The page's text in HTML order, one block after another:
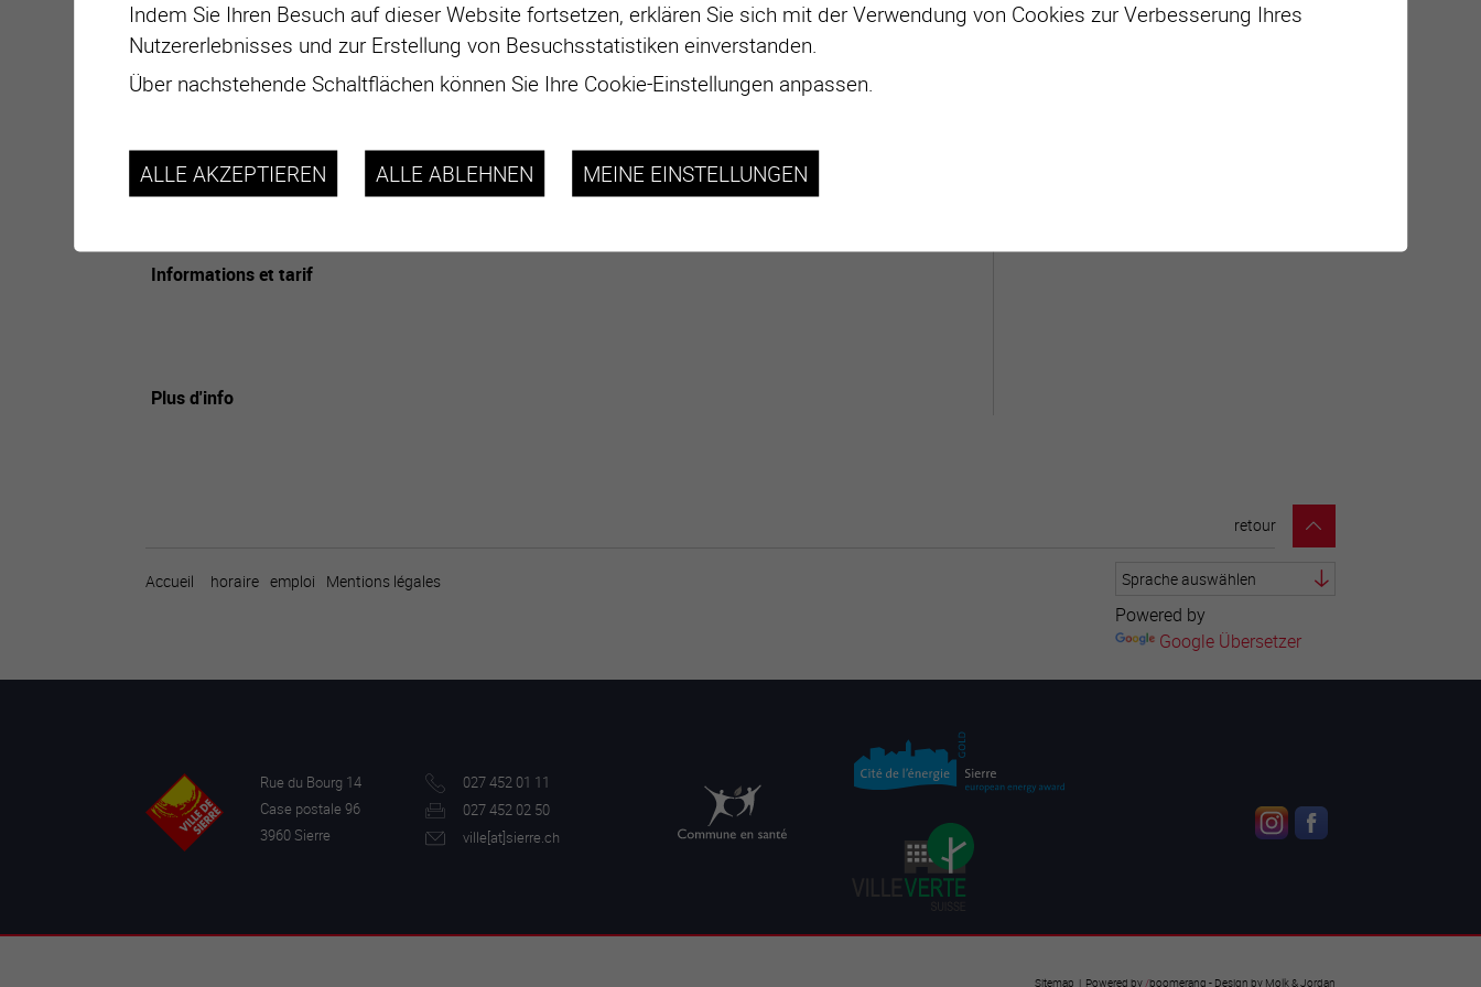
Datum
Adresse
Informations et tarif
Plus d'info
Accueil horaire emploi Mentions légales
Powered by
Google Übersetzer
retour
Rue du Bourg 14
Case postale 96
3960 Sierre
027 452 01 11
027 452 02 50
ville[at]sierre.ch
Sitemap | Powered by /boomerang - Design by Molk & Jordan
Indem Sie Ihren Besuch auf dieser Website fortsetzen, erklären Sie sich mit der Verwendung von Cookies zur Verbesserung Ihres
Nutzererlebnisses und zur Erstellung von Besuchsstatistiken einverstanden.
Über nachstehende Schaltflächen können Sie Ihre Cookie-Einstellungen anpassen.
ALLE AKZEPTIEREN ALLE ABLEHNEN MEINE EINSTELLUNGEN